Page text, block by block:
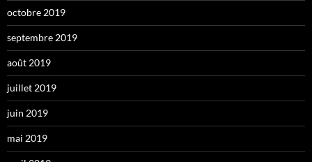
octobre 2019
septembre 2019
août 2019
juillet 2019
juin 2019
mai 2019